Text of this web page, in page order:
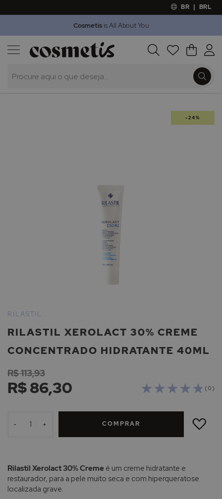
BR | BRL
Cosmetisis All About You
Procura O Meu
Outlet
para
início
Galeria
imagens
-24%
RILASTIL XEROLACT 30% CREME
CONCENTRADO HIDRATANTE 40ML
RILASTIL
( 0 )
R$ 86,30
R$ 113,93
- + COMPRAR
ADICIONAR
LISTA
Rilastil Xerolact 30% Creme é um creme hidratante e
restaurador, para a pele muito seca e com hiperqueratose
localizada grave.